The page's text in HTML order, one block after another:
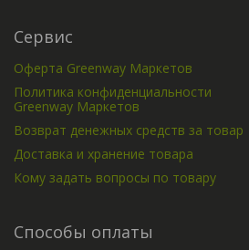
Сервис
Оферта Greenway Маркетов
Политика конфиденциальности
Greenway Маркетов
Возврат денежных средств за товар
Доставка и хранение товара
Кому задать вопросы по товару
Способы оплаты